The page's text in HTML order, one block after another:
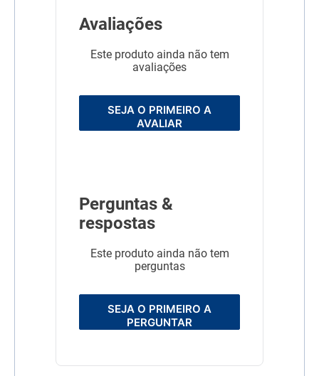
Avaliações
Este produto ainda não tem
avaliações
SEJA O PRIMEIRO A
AVALIAR
Perguntas &
respostas
Este produto ainda não tem
perguntas
SEJA O PRIMEIRO A
PERGUNTAR